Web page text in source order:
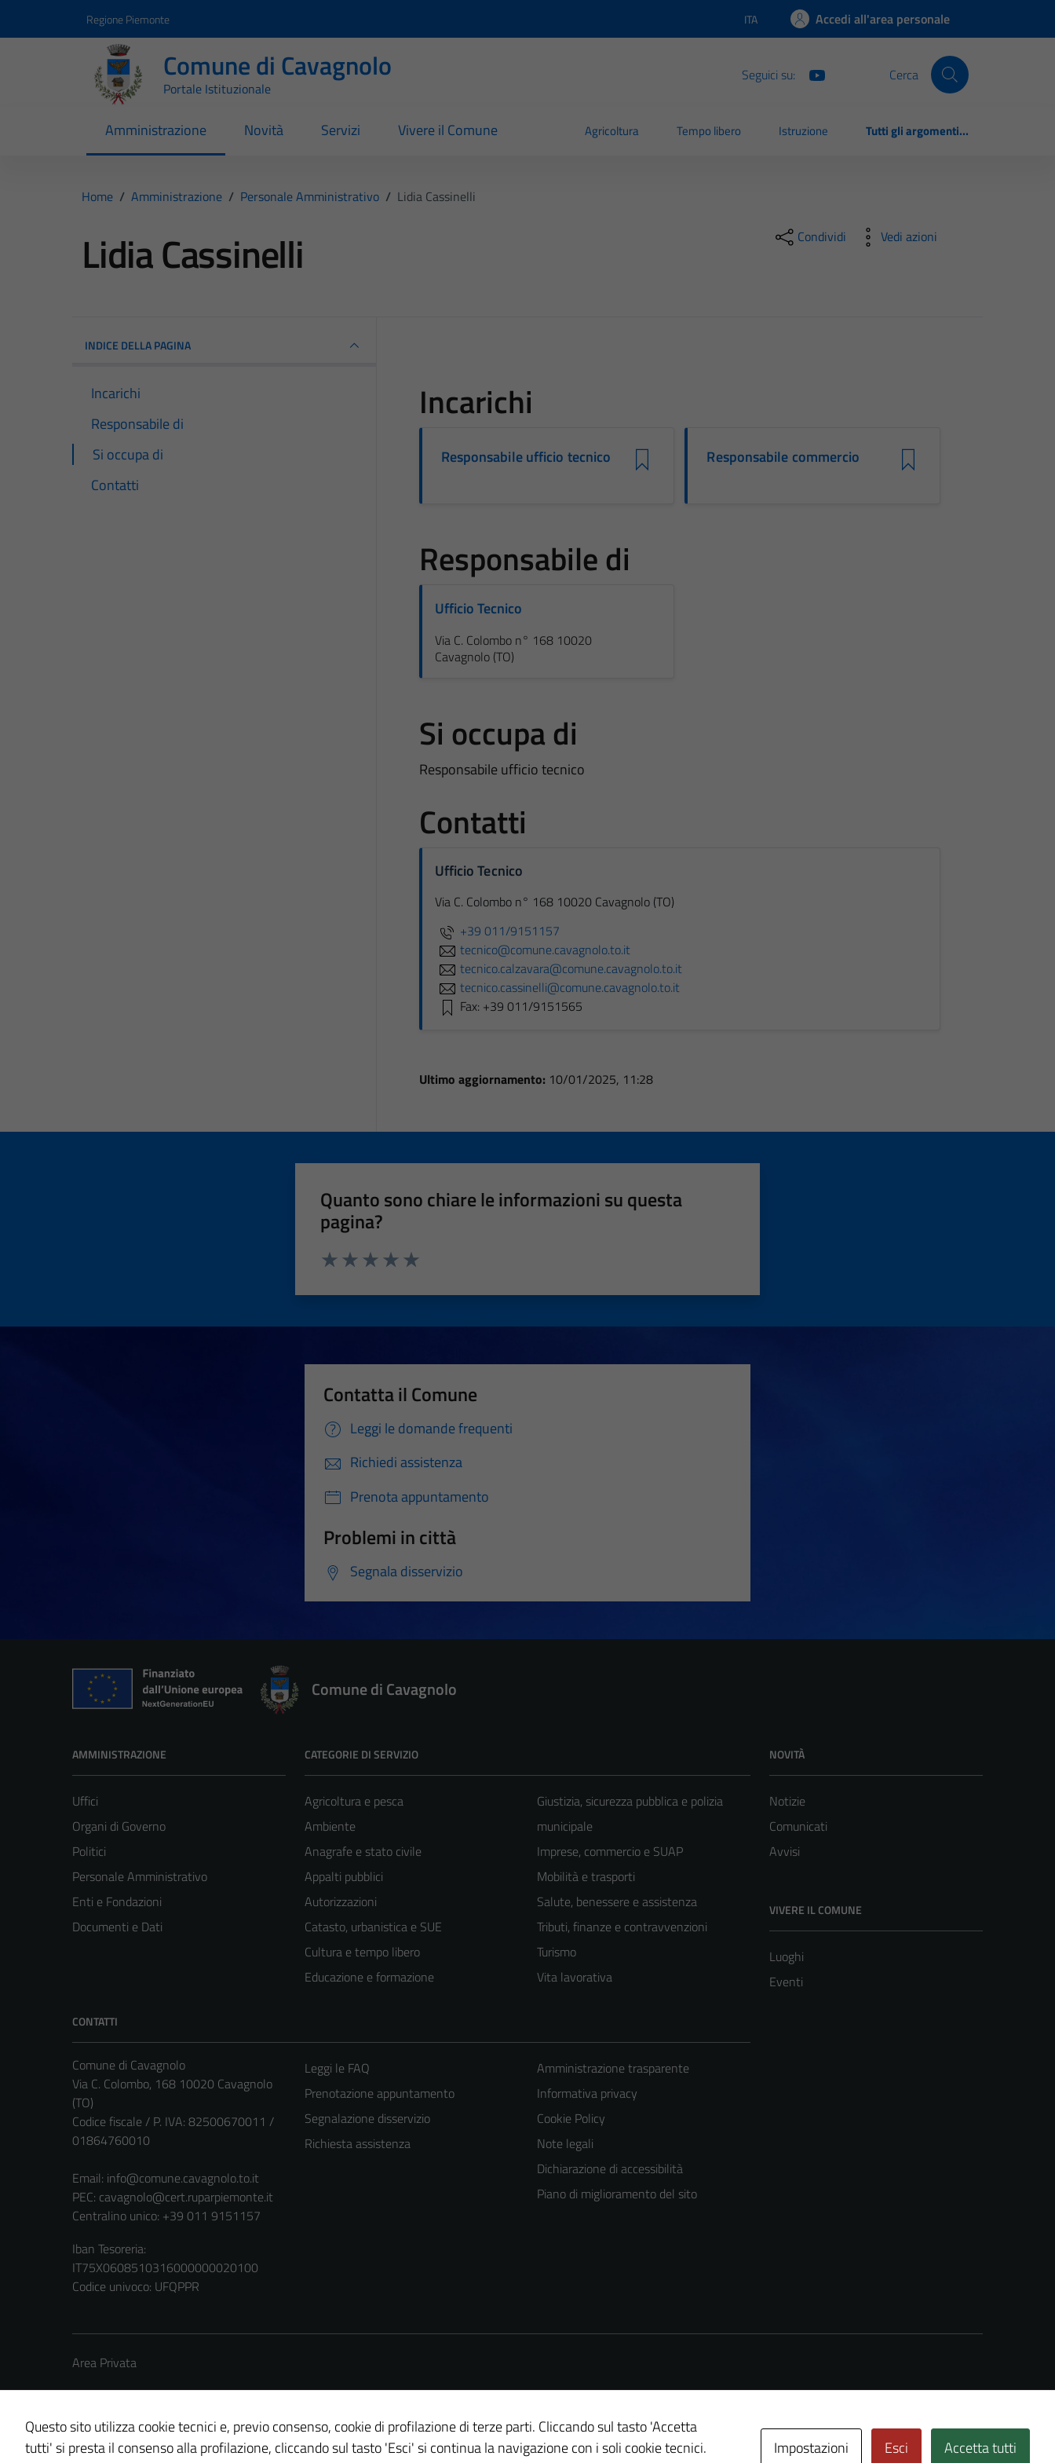
Regione Piemonte Lingua attiva:
ITA Accedi all'area personale
Comune di Cavagnolo
Portale Istituzionale
Seguici su: Cerca
Amministrazione Novità Servizi Vivere il Comune Agricoltura Tempo libero Istruzione Tutti gli argomenti...
Home / Amministrazione / Personale Amministrativo / Lidia Cassinelli
Lidia Cassinelli Condividi Vedi azioni
INDICE DELLA PAGINA
Incarichi
Responsabile di
Si occupa di
Contatti
Incarichi
Responsabile ufficio tecnico Responsabile commercio
Responsabile di
Ufficio Tecnico
Via C. Colombo n° 168 10020
Cavagnolo (TO)
Si occupa di
Responsabile ufficio tecnico
Contatti
Ufficio Tecnico
Via C. Colombo n° 168 10020 Cavagnolo (TO)
+39 011/9151157
tecnico@comune.cavagnolo.to.it
tecnico.calzavara@comune.cavagnolo.to.it
tecnico.cassinelli@comune.cavagnolo.to.it
Fax: +39 011/9151565
Ultimo aggiornamento: 10/01/2025, 11:28
Quanto sono chiare le informazioni su questa
pagina?
Contatta il Comune
Leggi le domande frequenti
Richiedi assistenza
Prenota appuntamento
Problemi in città
Segnala disservizio
Comune di Cavagnolo
AMMINISTRAZIONE
Uffici
Organi di Governo
Politici
Personale Amministrativo
Enti e Fondazioni
Documenti e Dati
CATEGORIE DI SERVIZIO
Agricoltura e pesca
Ambiente
Anagrafe e stato civile
Appalti pubblici
Autorizzazioni
Catasto, urbanistica e SUE
Cultura e tempo libero
Educazione e formazione
Giustizia, sicurezza pubblica e polizia
municipale
Imprese, commercio e SUAP
Mobilità e trasporti
Salute, benessere e assistenza
Tributi, finanze e contravvenzioni
Turismo
Vita lavorativa
NOVITÀ
Notizie
Comunicati
Avvisi
VIVERE IL COMUNE
Luoghi
Eventi
CONTATTI
Comune di Cavagnolo
Via C. Colombo, 168 10020 Cavagnolo
(TO)
Codice fiscale / P. IVA: 82500670011 /
01864760010
Email: info@comune.cavagnolo.to.it
PEC: cavagnolo@cert.ruparpiemonte.it
Centralino unico: +39 011 9151157
Iban Tesoreria:
IT75X0608510316000000020100
Codice univoco: UFQPPR
Leggi le FAQ
Prenotazione appuntamento
Segnalazione disservizio
Richiesta assistenza
Amministrazione trasparente
Informativa privacy
Cookie Policy
Note legali
Dichiarazione di accessibilità
Piano di miglioramento del sito
Area Privata
Questo sito utilizza cookie tecnici e, previo consenso, cookie di profilazione di terze parti. Cliccando sul tasto 'Accetta
tutti' si presta il consenso alla profilazione, cliccando sul tasto 'Esci' si continua la navigazione con i soli cookie tecnici.
Impostazioni Esci Accetta tutti
Tecnici